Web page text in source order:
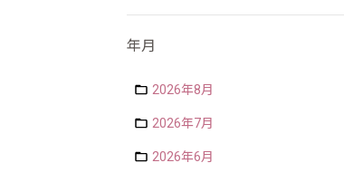
年月
2026年8月
2026年7月
2026年6月